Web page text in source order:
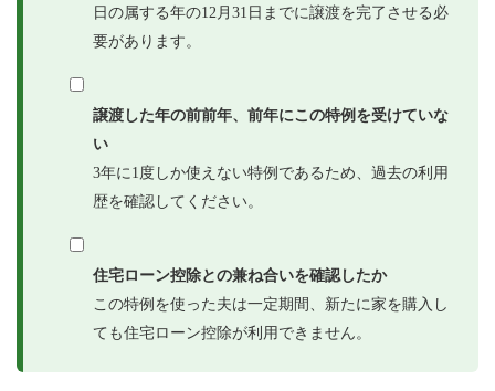
日の属する年の12月31日までに譲渡を完了させる必
要があります。
譲渡した年の前前年、前年にこの特例を受けていな
い
3年に1度しか使えない特例であるため、過去の利用
歴を確認してください。
住宅ローン控除との兼ね合いを確認したか
この特例を使った夫は一定期間、新たに家を購入し
ても住宅ローン控除が利用できません。